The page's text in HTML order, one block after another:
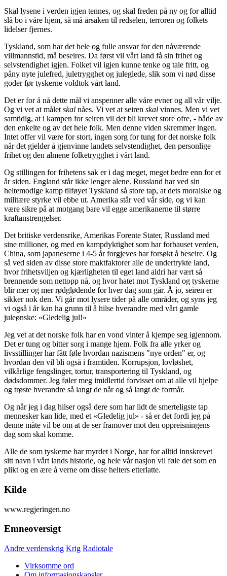
Skal lysene i verden igjen tennes, og skal freden på ny og for alltid
slå bo i våre hjem, så må årsaken til redselen, terroren og folkets
lidelser fjernes.
Tyskland, som har det hele og fulle ansvar for den nåværende
villmannstid, må beseires. Da først vil vårt land få sin frihet og
selvstendighet igjen. Folket vil igjen kunne tenke og tale fritt, og
påny nyte julefred, juletrygghet og juleglede, slik som vi nød disse
goder før tyskerne voldtok vårt land.
Det er for å nå dette mål vi anspenner alle våre evner og all vår vilje.
Og vi vet at målet skal nåes. Vi vet at seiren skal vinnes. Men vi vet
samtidig, at i kampen for seiren vil det bli krevet store ofre, - både av
den enkelte og av det hele folk. Men denne viden skremmer ingen.
Intet offer vil være for stort, ingen sorg for tung for det norske folk
når det gjelder å gjenvinne landets selvstendighet, den personlige
frihet og den almene folketrygghet i vårt land.
Og stillingen for frihetens sak er i dag meget, meget bedre enn for et
år siden. England står ikke lenger alene. Russland har ved sin
heltemodige kamp tilføyet Tyskland så store tap, at dets moralske og
militære styrke vil ebbe ut. Amerika står ved vår side, og vi kan
være sikre på at motgang bare vil egge amerikanerne til større
kraftanstrengelser.
Det britiske verdensrike, Amerikas Forente Stater, Russland med
sine millioner, og med en kampdyktighet som har forbauset verden,
China, som japaneserne i 4-5 år forgjeves har forsøkt å beseire. Og
så ved siden av disse store maktfaktorer alle de undertrykte land,
hvor frihetsviljen og kjærligheten til eget land aldri har vært så
brennende som nettopp nå, og hvor hatet mot Tyskland og tyskerne
blir mer og mer rødglødende for hver dag som går. Å jo, seiren er
sikker nok den. Vi går mot lysere tider på alle områder, og syns jeg
vi også i år kan ha grunn til å hilse hverandre med vårt gamle
juleønske: «Gledelig jul!»
Jeg vet at det norske folk har en vond vinter å kjempe seg igjennom.
Det er tung og bitter sorg i mange hjem. Folk fra alle yrker og
livsstillinger har fått føle hvordan nazismens "nye orden" er, og
hvordan den vil bli også i framtiden. Korrupsjon, lovløshet,
vilkårlige fengslinger, tortur, transportering til Tyskland, og
dødsdommer. Jeg føler meg imidlertid forvisset om at alle vil hjelpe
og trøste hverandre så langt de når og så langt de formår.
Og når jeg i dag hilser også dere som har lidt de smerteligste tap
mennesker kan lide, med et «Gledelig jul» - så er det fordi jeg på
denne måte vil be om at de ser framover mot den oppreisningens
dag som skal komme.
Alle de som tyskerne har myrdet i Norge, har for alltid innskrevet
sitt navn i vårt lands historie, og hele vår nasjon vil føle det som en
plikt og en ære å verne om disse helters etterlatte.
Kilde
www.regjeringen.no
Emneoversigt
Andre verdenskrig Krig Radiotale
Virksomme ord